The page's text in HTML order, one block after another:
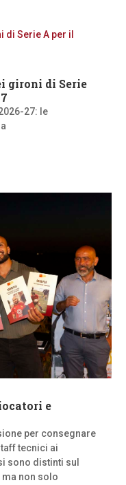
gironi di Serie
27: le
e
per consegnare
tecnici ai
sono distinti sul
non solo